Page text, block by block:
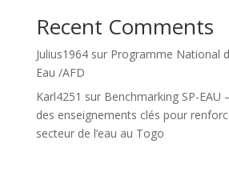
Recent Comments
Julius1964sur Programme National
Eau /AFD
Karl4251 sur Benchmarking SP-EAU
des enseignements clés pour
secteur de l’eau au Togo